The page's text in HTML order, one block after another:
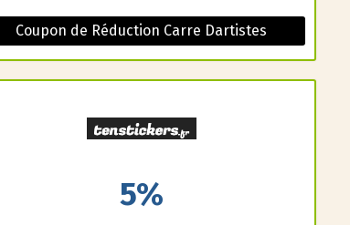
Coupon de Réduction Carre Dartistes
5%